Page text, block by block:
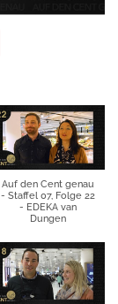
Auf den Cent genau
- Staffel 07, Folge 22
- EDEKA van
Dungen